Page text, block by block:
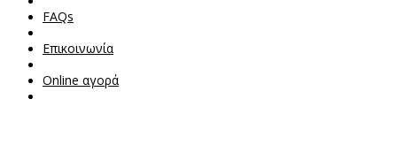
FAQs
Επικοινωνία
Online αγορά